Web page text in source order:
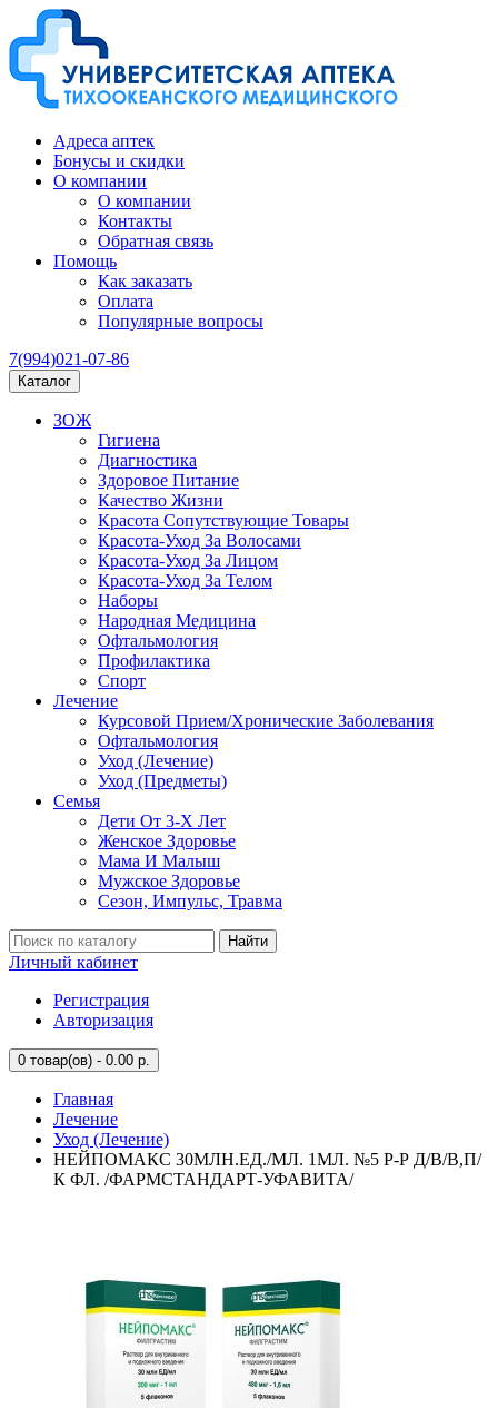
Адреса аптек
Бонусы и скидки
О компании
О компании
Контакты
Обратная связь
Помощь
Как заказать
Оплата
Популярные вопросы
7(994)021-07-86
Каталог
ЗОЖ
Гигиена
Диагностика
Здоровое Питание
Качество Жизни
Красота Сопутствующие Товары
Красота-Уход За Волосами
Красота-Уход За Лицом
Красота-Уход За Телом
Наборы
Народная Медицина
Офтальмология
Профилактика
Спорт
Лечение
Курсовой Прием/Хронические Заболевания
Офтальмология
Уход (Лечение)
Уход (Предметы)
Семья
Дети От 3-Х Лет
Женское Здоровье
Мама И Малыш
Мужское Здоровье
Сезон, Импульс, Травма
Найти
Личный кабинет
Регистрация
Авторизация
0 товар(ов) - 0.00 р.
Главная
Лечение
Уход (Лечение)
НЕЙПОМАКС 30МЛН.ЕД./МЛ. 1МЛ. №5 Р-Р Д/В/В,П/
К ФЛ. /ФАРМСТАНДАРТ-УФАВИТА/